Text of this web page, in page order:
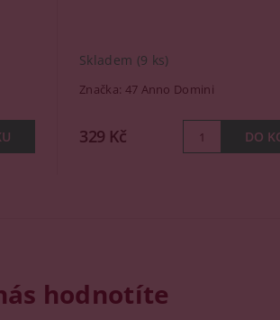
Skladem (9 ks)
Značka: 47 Anno Domini
329 Kč
hodnotíte